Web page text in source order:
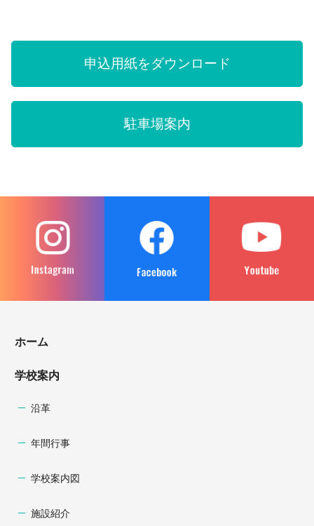
申込用紙をダウンロード
駐車場案内
ホーム
学校案内
沿革
年間行事
学校案内図
施設紹介